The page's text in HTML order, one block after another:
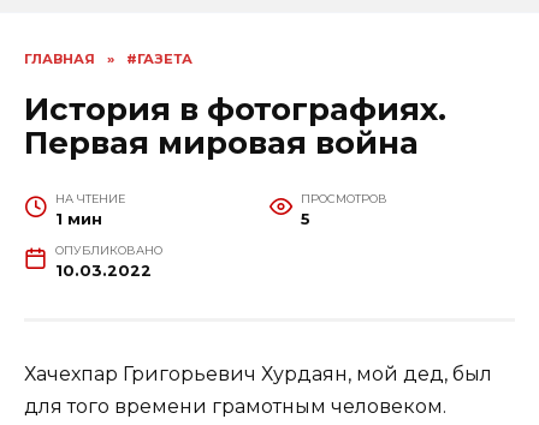
ГЛАВНАЯ » #ГАЗЕТА
История в фотографиях.
Первая мировая война
НА ЧТЕНИЕ
1 мин
ПРОСМОТРОВ
5
ОПУБЛИКОВАНО
10.03.2022
Хачехпар Григорьевич Хурдаян, мой дед, был
для того времени грамотным человеком.